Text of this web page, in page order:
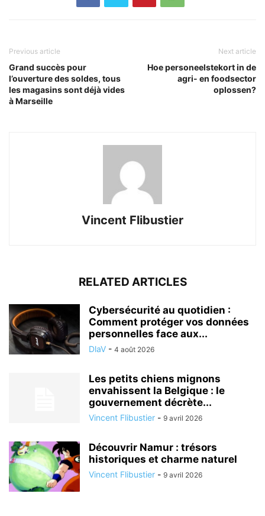
Previous article
Grand succès pour
l’ouverture des soldes, tous
les magasins sont déjà vides
à Marseille
Next article
Hoe personeelstekort in de
agri- en foodsector
oplossen?
Vincent Flibustier
RELATED ARTICLES
Cybersécurité au quotidien :
Comment protéger vos données
personnelles face aux...
DlaV - 4 août 2026
Les petits chiens mignons
envahissent la Belgique : le
gouvernement décrète...
Vincent Flibustier - 9 avril 2026
Découvrir Namur : trésors
historiques et charme naturel
Vincent Flibustier - 9 avril 2026